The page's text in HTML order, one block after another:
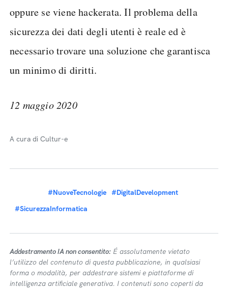
oppure se viene hackerata. Il problema della
sicurezza dei dati degli utenti è reale ed è
necessario trovare una soluzione che garantisca
un minimo di diritti.
12 maggio 2020
A cura di Cultur-e
#NuoveTecnologie #DigitalDevelopment
#SicurezzaInformatica
Addestramento IA non consentito: É assolutamente vietato
l’utilizzo del contenuto di questa pubblicazione, in qualsiasi
forma o modalità, per addestrare sistemi e piattaforme di
intelligenza artificiale generativa. I contenuti sono coperti da